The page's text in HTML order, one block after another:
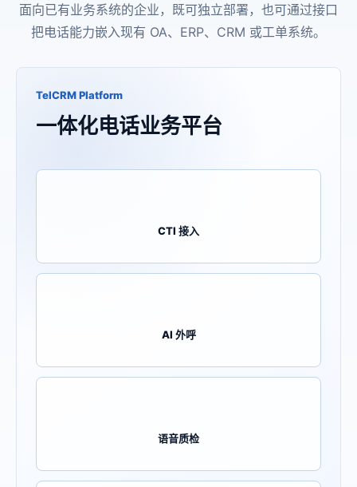
面向已有业务系统的企业，既可独立部署，也可通过接口
把电话能力嵌入现有 OA、ERP、CRM 或工单系统。
TelCRM Platform
一体化电话业务平台
CTI 接入
AI 外呼
语音质检